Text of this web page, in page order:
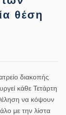
θέση
διακοπής
κάθε Τετάρτη
να κόψουν
με την λίστα